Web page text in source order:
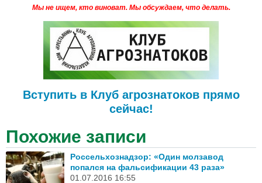
Мы не ищем, кто виноват. Мы обсуждаем, что делать.
Вступить в Клуб агрознатоков прямо
сейчас!
Похожие записи
Россельхознадзор: «Один молзавод
попался на фальсификации 43 раза»
01.07.2016 16:55